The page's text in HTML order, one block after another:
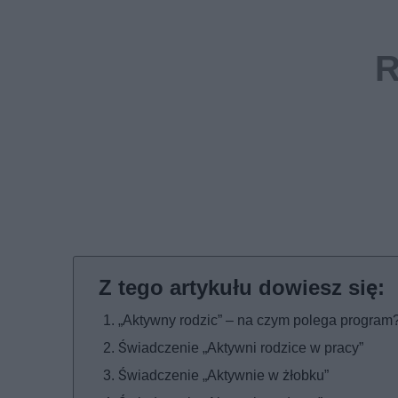
„Aktywny rodzic” – na czym polega
Świadczenie „Aktywni rodzice w pracy”
Świadczenie „Aktywnie w żłobku”